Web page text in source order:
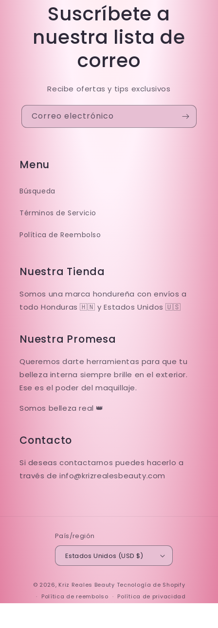
Suscríbete a
nuestra lista de
correo
Recibe ofertas y tips exclusivos
Correo electrónico
Menu
Búsqueda
Términos de Servicio
Política de Reembolso
Nuestra Tienda
Somos una marca hondureña con envíos a
todo Honduras 🇭🇳 y Estados Unidos 🇺🇸
Nuestra Promesa
Queremos darte herramientas para que tu
belleza interna siempre brille en el exterior.
Ese es el poder del maquillaje.
Somos belleza real 👑
Contacto
Si deseas contactarnos puedes hacerlo a
través de info@krizrealesbeauty.com
País/región
Estados Unidos (USD $)
de
pago
© 2026, Kriz Reales Beauty Tecnología de Shopify
Política de reembolso
Política de privacidad